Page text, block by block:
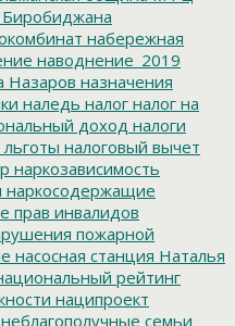
набережная
наводнение_2019
Назаров назначения
наледь налог налог на
доход налоги
налоговый вычет
наркозависимость
наркосодержащие
прав инвалидов
пожарной
насосная станция Наталья
рейтинг
наципроект
неблагополучные семьи